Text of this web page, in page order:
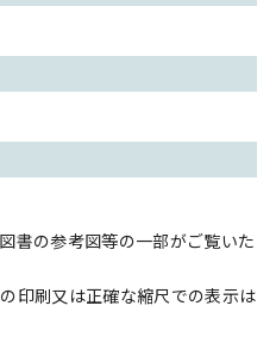
書の参考図等の一部がご覧いた
印刷又は正確な縮尺での表示は